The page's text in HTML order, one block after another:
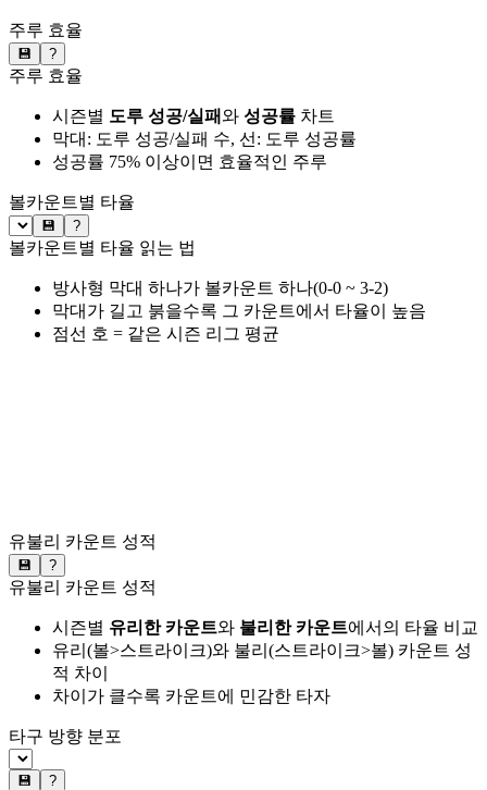
주루 효율
💾 ?
주루 효율
시즌별 도루 성공/실패와 성공률 차트
막대: 도루 성공/실패 수, 선: 도루 성공률
성공률 75% 이상이면 효율적인 주루
볼카운트별 타율
💾 ?
볼카운트별 타율 읽는 법
방사형 막대 하나가 볼카운트 하나(0-0 ~ 3-2)
막대가 길고 붉을수록 그 카운트에서 타율이 높음
점선 호 = 같은 시즌 리그 평균
유불리 카운트 성적
💾 ?
유불리 카운트 성적
시즌별 유리한 카운트와 불리한 카운트에서의 타율 비교
유리(볼>스트라이크)와 불리(스트라이크>볼) 카운트 성
적 차이
차이가 클수록 카운트에 민감한 타자
타구 방향 분포
💾 ?